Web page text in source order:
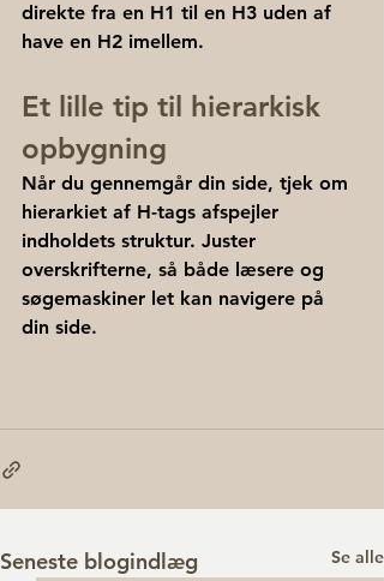
direkte fra en H1 til en H3 uden af
have en H2 imellem.
Et lille tip til hierarkisk
opbygning
Når du gennemgår din side, tjek om
hierarkiet af H-tags afspejler
indholdets struktur. Juster
overskrifterne, så både læsere og
søgemaskiner let kan navigere på
din side.
Seneste blogindlæg Se alle